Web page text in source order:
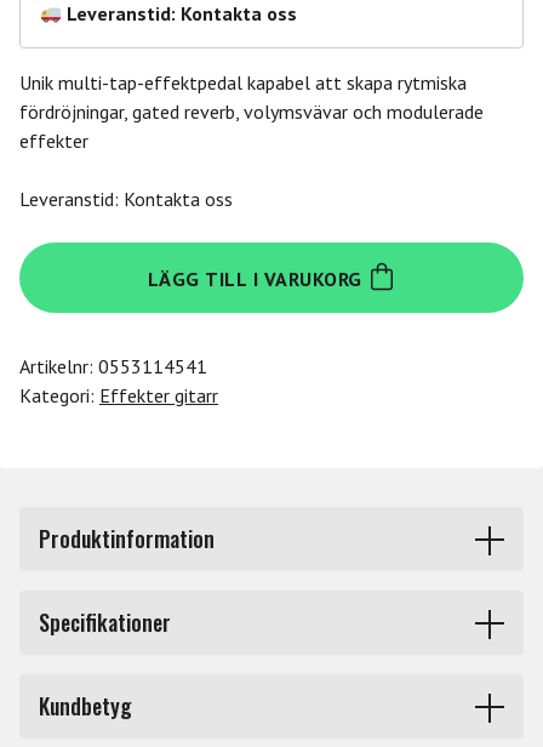
Leveranstid: Kontakta oss
Unik multi-tap-effektpedal kapabel att skapa rytmiska
fördröjningar, gated reverb, volymsvävar och modulerade
effekter
Leveranstid: Kontakta oss
Eventide
Ultratap
mängd
LÄGG TILL I VARUKORG
Artikelnr: 0553114541
Kategori: Effekter gitarr
Produktinformation
sextiofyra tappningar och allt där emellan, denna
stereodrift och ingångar och utgångar för instrument
eller linjenivå. UltraTap har MIDI-styrning, fem inbyggda
Specifikationer
Kundbetyg